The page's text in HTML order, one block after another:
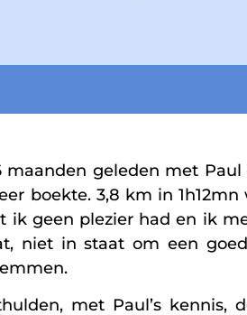
maanden geleden met
boekte. 3,8 km in
ik geen plezier had en ik
niet in staat om een
met Paul’s kennis,